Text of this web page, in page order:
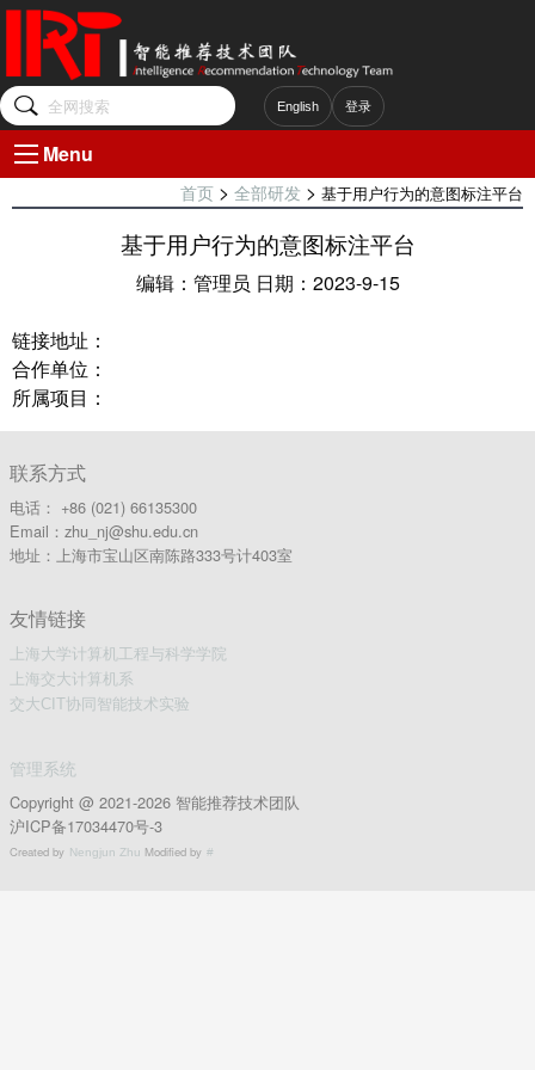
English 登录
Menu
首页 > 全部研发 > 基于用户行为的意图标注平台
基于用户行为的意图标注平台
编辑：管理员 日期：2023-9-15
链接地址：
合作单位：
所属项目：
联系方式
电话： +86 (021) 66135300
Email：zhu_nj@shu.edu.cn
地址：上海市宝山区南陈路333号计403室
友情链接
上海大学计算机工程与科学学院
上海交大计算机系
交大CIT协同智能技术实验
管理系统
Copyright @ 2021-2026 智能推荐技术团队
沪ICP备17034470号-3
Created by Nengjun Zhu Modified by #